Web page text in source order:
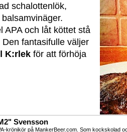
schalottenlök,
APA och låt köttet stå
fantasifulle väljer
K:rlek för att förhöja
Svensson
krönikör på MankerBeer.com. Som kockskolad